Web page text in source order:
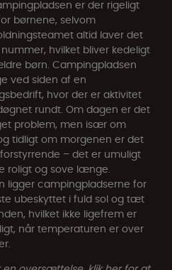
er der rigeligt
børnene, selvom
altid laver det
hvilket bliver kedeligt
børn. Campingpladsen
ved siden af en
hvor der er aktivitet
rundt. Om dagen er det
problem, men især om
tidligt om morgenen er det
– det er umuligt
roligt og sove længe.
ligger campingpladserne for
ubeskyttet i fuld sol og tæt
hvilket ikke ligefrem er
når temperaturen er over